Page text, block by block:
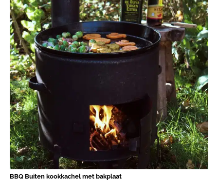
BBQ Buiten kookkachel met bakplaat